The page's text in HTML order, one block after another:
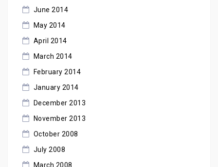
June 2014
May 2014
April 2014
March 2014
February 2014
January 2014
December 2013
November 2013
October 2008
July 2008
March 2008